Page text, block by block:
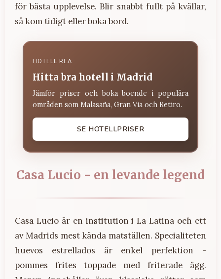
för bästa upplevelse. Blir snabbt fullt på kvällar,
så kom tidigt eller boka bord.
HOTELL REA
Hitta bra hotell i Madrid
Jämför priser och boka boende i populära
områden som Malasaña, Gran Via och Retiro.
SE HOTELLPRISER
Casa Lucio - en levande legend
Casa Lucio är en institution i La Latina och ett
av Madrids mest kända matställen. Specialiteten
huevos estrellados är enkel perfektion -
pommes frites toppade med friterade ägg.